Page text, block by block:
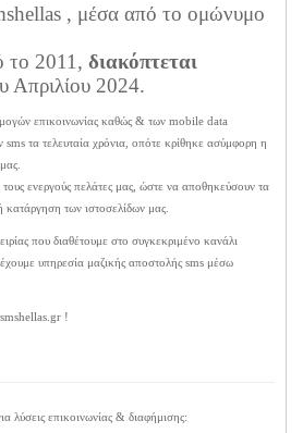
, μέσα από το ομώνυμο
το 2011, διακόπτεται
Απριλίου 2024.
επικοινωνίας καθώς & των mobile data
sms τα τελευταία χρόνια, οπότε κρίθηκε ασύμφορη η
ενεργούς πελάτες μας, ώστε να αποθηκεύσουν τα
κατάργηση των ιστοσελίδων μας.
που διαθέτουμε στο συγκεκριμένο κανάλι
υπηρεσία μαζικής αποστολής sms μέσω
smshellas.gr !
λύσεις επικοινωνίας & διαφήμισης: